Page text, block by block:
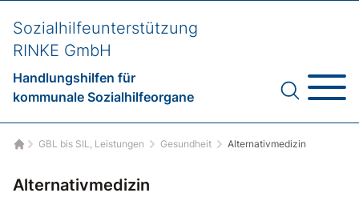
Sozialhilfeunterstützung
RINKE GmbH
Handlungshilfen für
kommunale Sozialhilfeorgane
GBL bis SIL, Leistungen Gesundheit Alternativmedizin
Alternativmedizin